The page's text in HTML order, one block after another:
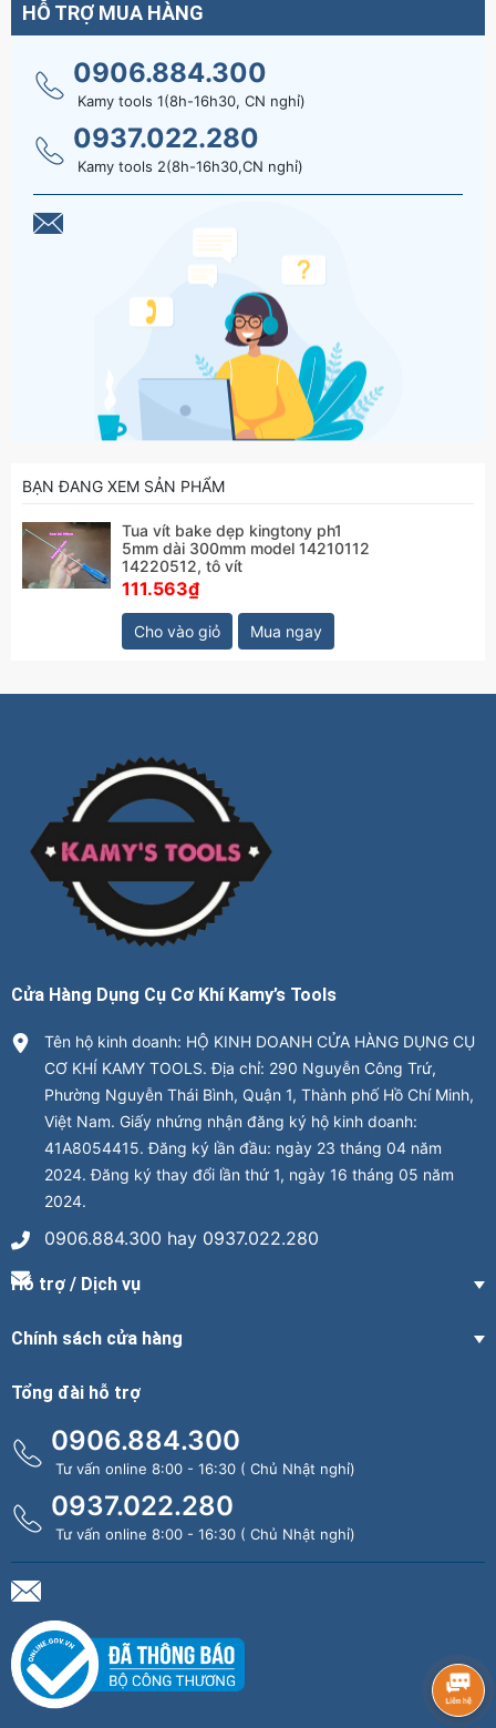
HỖ TRỢ MUA HÀNG
0906.884.300
Kamy tools 1(8h-16h30, CN nghỉ)
0937.022.280
Kamy tools 2(8h-16h30,CN nghỉ)
BẠN ĐANG XEM SẢN PHẨM
Tua vít bake dẹp kingtony ph1
5mm dài 300mm model 14210112
14220512, tô vít
111.563₫
Cho vào giỏ Mua ngay
Cửa Hàng Dụng Cụ Cơ Khí Kamy’s Tools
Tên hộ kinh doanh: HỘ KINH DOANH CỬA HÀNG DỤNG CỤ
CƠ KHÍ KAMY TOOLS. Địa chỉ: 290 Nguyễn Công Trứ,
Phường Nguyễn Thái Bình, Quận 1, Thành phố Hồ Chí Minh,
Việt Nam. Giấy nhứng nhận đăng ký hộ kinh doanh:
41A8054415. Đăng ký lần đầu: ngày 23 tháng 04 năm
2024. Đăng ký thay đổi lần thứ 1, ngày 16 tháng 05 năm
2024.
0906.884.300 hay 0937.022.280
Hỗ trợ / Dịch vụ
Chính sách cửa hàng
Tổng đài hỗ trợ
0906.884.300
Tư vấn online 8:00 - 16:30 ( Chủ Nhật nghỉ)
0937.022.280
Tư vấn online 8:00 - 16:30 ( Chủ Nhật nghỉ)